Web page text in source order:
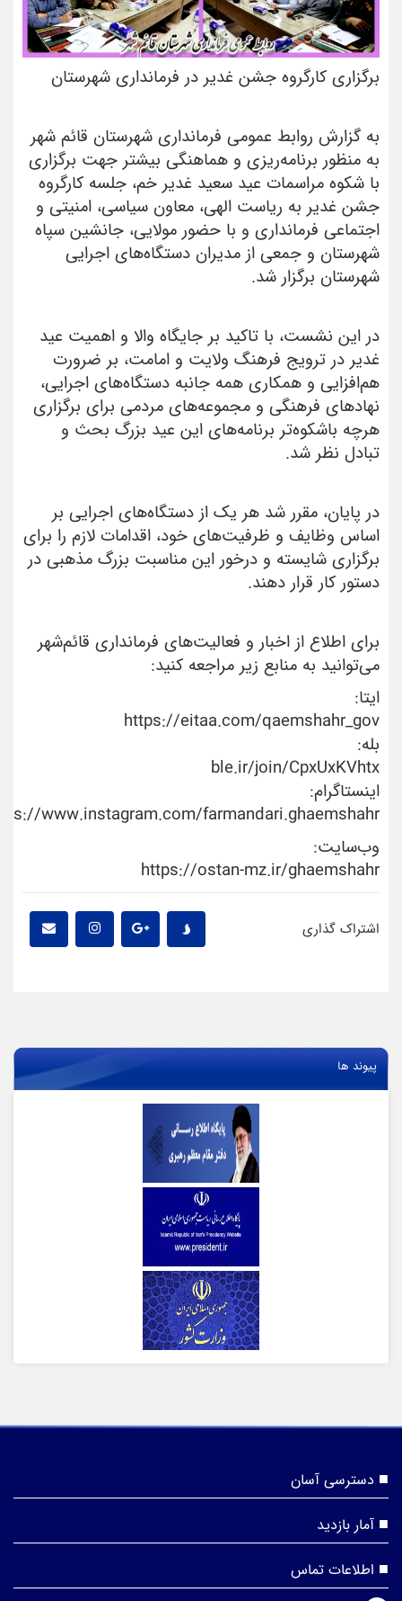
برگزاری کارگروه جشن غدیر در فرمانداری شهرستان
به گزارش روابط عمومی فرمانداری شهرستان قائم شهر
به منظور برنامه‌ریزی و هماهنگی بیشتر جهت برگزاری
با شکوه مراسمات عید سعید غدیر خم، جلسه کارگروه
جشن غدیر به ریاست الهی، معاون سیاسی، امنیتی و
اجتماعی فرمانداری و با حضور مولایی، جانشین سپاه
شهرستان و جمعی از مدیران دستگاه‌های اجرایی
شهرستان برگزار شد.
در این نشست، با تاکید بر جایگاه والا و اهمیت عید
غدیر در ترویج فرهنگ ولایت و امامت، بر ضرورت
هم‌افزایی و همکاری همه‌ جانبه دستگاه‌های اجرایی،
نهادهای فرهنگی و مجموعه‌های مردمی برای برگزاری
هرچه باشکوه‌تر برنامه‌های این عید بزرگ بحث و
تبادل نظر شد.
در پایان، مقرر شد هر یک از دستگاه‌های اجرایی بر
اساس وظایف و ظرفیت‌های خود، اقدامات لازم را برای
برگزاری شایسته و درخور این مناسبت بزرگ مذهبی در
دستور کار قرار دهند.
برای اطلاع از اخبار و فعالیت‌های فرمانداری قائم‌شهر
می‌توانید به منابع زیر مراجعه کنید:
ایتا:
https://eitaa.com/qaemshahr_gov
بله:
ble.ir/join/CpxUxKVhtx
اینستاگرام:
www.instagram.com/farmandari.ghaemshahr/
وب‌سایت:
https://ostan-mz.ir/ghaemshahr
اشتراک گذاری
پیوند ها
دسترسی آسان
آمار بازدید
اطلاعات تماس